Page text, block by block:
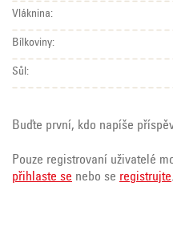
Vláknina:
Bílkoviny:
Sůl:
Buďte první, kdo napíše
Pouze registrovaní uživatelé
přihlaste se nebo se registrujte.